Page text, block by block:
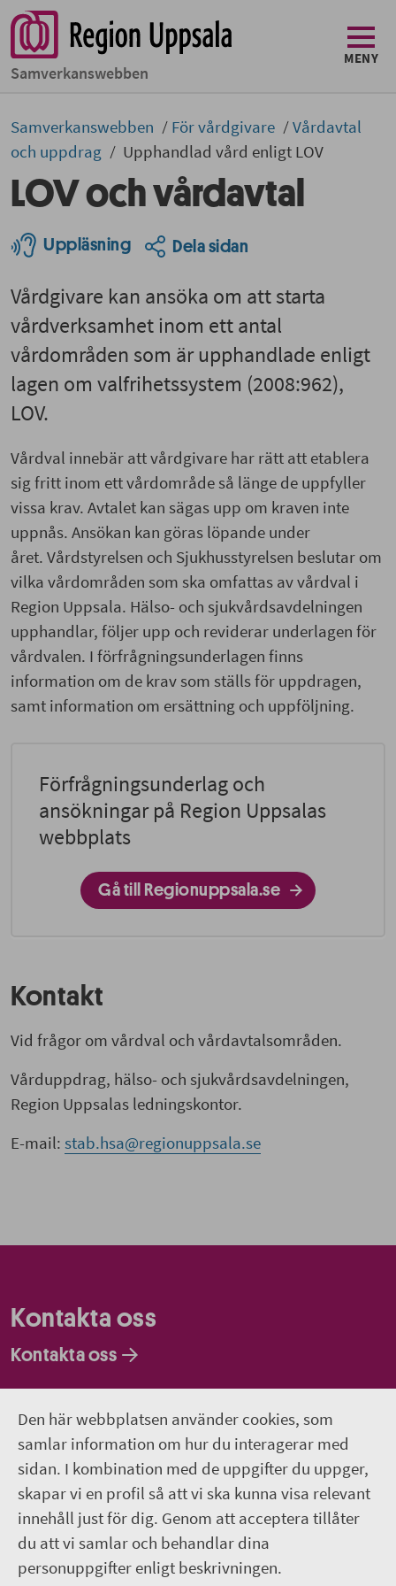
Den här webbplatsen använder cookies, som
samlar information om hur du interagerar med
sidan. I kombination med de uppgifter du uppger,
skapar vi en profil så att vi ska kunna visa relevant
innehåll just för dig. Genom att acceptera tillåter
du att vi samlar och behandlar dina
personuppgifter enligt beskrivningen.
Samverkans­­webben
MENY
Samverkans­­­webben För vårdgivare
Vårdavtal
och uppdrag
Upphandlad vård enligt LOV
LOV och vårdavtal
Uppläsning Dela sidan
Vårdgivare kan ansöka om att starta
vårdverksamhet inom ett antal
vårdområden som är upphandlade enligt
lagen om valfrihetssystem (2008:962),
LOV.
Vårdval innebär att vårdgivare har rätt att etablera
sig fritt inom ett vårdområde så länge de uppfyller
vissa krav. Avtalet kan sägas upp om kraven inte
uppnås. Ansökan kan göras löpande under
året. Vårdstyrelsen och Sjukhusstyrelsen beslutar om
vilka vårdområden som ska omfattas av vårdval i
Region Uppsala. Hälso- och sjukvårdsavdelningen
upphandlar, följer upp och reviderar underlagen för
vårdvalen. I förfrågningsunderlagen finns
information om de krav som ställs för uppdragen,
samt information om ersättning och uppföljning.
Förfrågningsunderlag och
ansökningar på Region Uppsalas
webbplats
Gå till Regionuppsala.se
Kontakt
Vid frågor om vårdval och vårdavtalsområden.
Vårduppdrag, hälso- och sjukvårdsavdelningen,
Region Uppsalas ledningskontor.
E-mail: stab.hsa@regionuppsala.se
Kontakta oss
Kontakta oss
Om webbplatsen
018-611 00 00
region.uppsala@regionuppsala.se
Genvägar